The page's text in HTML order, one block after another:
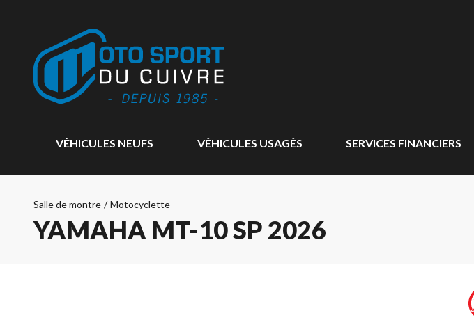
VÉHICULES NEUFS VÉHICULES USAGÉS SERVICES FINANCIERS
Salle de montre / Motocyclette
YAMAHA MT-10 SP 2026